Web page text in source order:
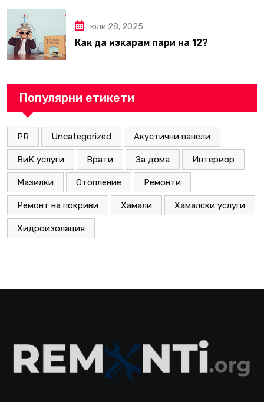
юли 28, 2025
Как да изкарам пари на 12?
Популярни етикети
PR Uncategorized Акустични панели
ВиК услуги Врати За дома Интериор
Мазилки Отопление Ремонти
Ремонт на покриви Хамали Хамалски услуги
Хидроизолация